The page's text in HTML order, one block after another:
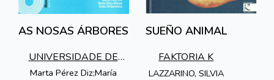
AS NOSAS ÁRBORES
UNIVERSIDADE DE
VIGO
Marta Pérez Diz;María
SUEÑO ANIMAL
FAKTORIA K
LAZZARINO, SILVIA